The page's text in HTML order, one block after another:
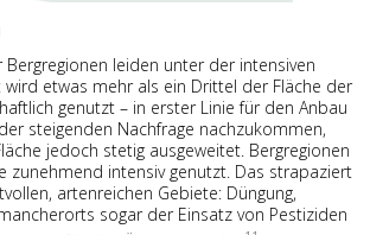
Bergregionen leiden unter der intensiven
wird etwas mehr als ein Drittel der Fläche der
genutzt – in erster Linie für den Anbau
steigenden Nachfrage nachzukommen,
jedoch stetig ausgeweitet. Bergregionen
zunehmend intensiv genutzt. Das strapaziert
artenreichen Gebiete: Düngung,
sogar der Einsatz von Pestiziden